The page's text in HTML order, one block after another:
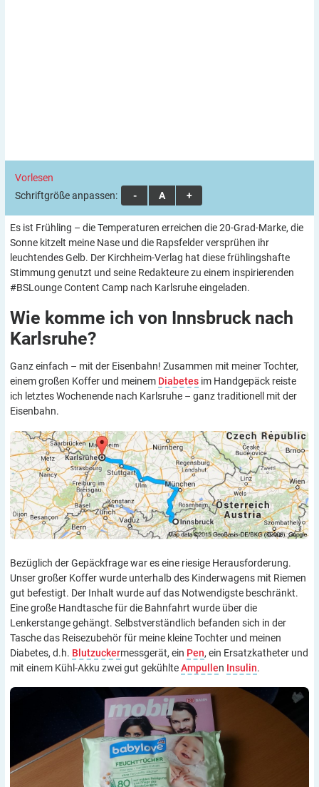
Vorlesen
Schriftgröße anpassen:
A A A
Es ist Frühling – die Temperaturen erreichen die 20-Grad-Marke, die
Sonne kitzelt meine Nase und die Rapsfelder versprühen ihr
leuchtendes Gelb. Der Kirchheim-Verlag hat diese frühlingshafte
Stimmung genutzt und seine Redakteure zu einem inspirierenden
#BSLounge Content Camp nach Karlsruhe eingeladen.
Wie komme ich von Innsbruck nach
Karlsruhe?
Ganz einfach – mit der Eisenbahn! Zusammen mit meiner Tochter,
einem großen Koffer und meinem Diabetes im Handgepäck reiste
ich letztes Wochenende nach Karlsruhe – ganz traditionell mit der
Eisenbahn.
Bezüglich der Gepäckfrage war es eine riesige Herausforderung.
Unser großer Koffer wurde unterhalb des Kinderwagens mit Riemen
gut befestigt. Der Inhalt wurde auf das Notwendigste beschränkt.
Eine große Handtasche für die Bahnfahrt wurde über die
Lenkerstange gehängt. Selbstverständlich befanden sich in der
Tasche das Reisezubehör für meine kleine Tochter und meinen
Diabetes, d.h. Blutzuckermessgerät, ein Pen, ein Ersatzkatheter und
mit einem Kühl-Akku zwei gut gekühlteAmpullen Insulin.